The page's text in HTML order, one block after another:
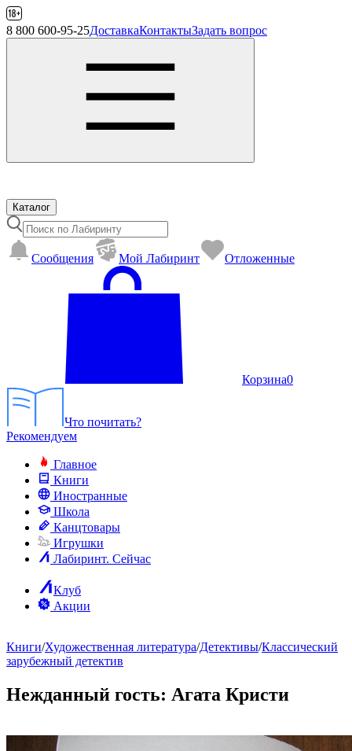
8 800 600-95-25ДоставкаКонтактыЗадать вопрос
Каталог
Сообщения Mой Лабиринт Отложенные
Корзина0
Что почитать?
Рекомендуем
Главное
Книги
Иностранные
Школа
Канцтовары
Игрушки
Лабиринт. Сейчас
Клуб
Акции
Книги/Художественная литература/Детективы/Классический
зарубежный детектив
Нежданный гость: Агата Кристи